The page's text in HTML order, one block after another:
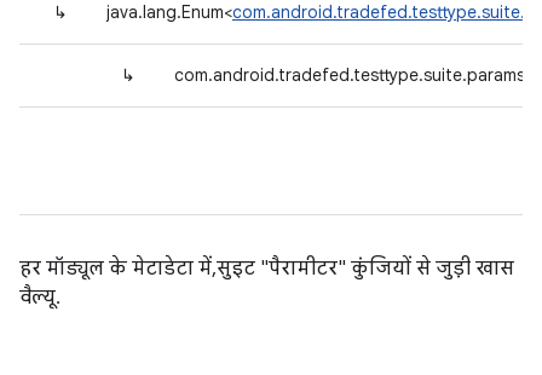
↳ java.lang.Enum<
↳
हर मॉड्यूल के मेटाडेटा में, सुइट "पैरामीटर" कुंजियों से जुड़ी खास
वैल्यू.